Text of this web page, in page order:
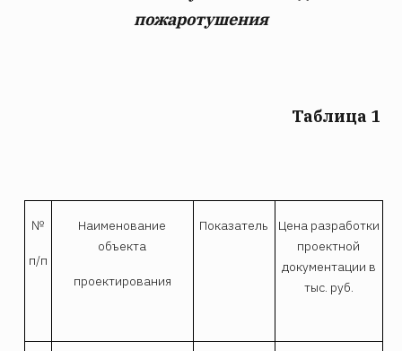
пожаротушения
Таблица 1
№
п/п
Наименование
объекта
проектирования
Показатель
Цена разработки
проектной
документации в
тыс. руб.